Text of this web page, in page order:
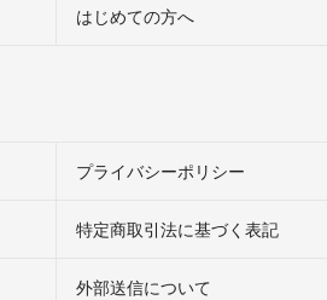
はじめての方へ
プライバシーポリシー
特定商取引法に基づく表記
外部送信について